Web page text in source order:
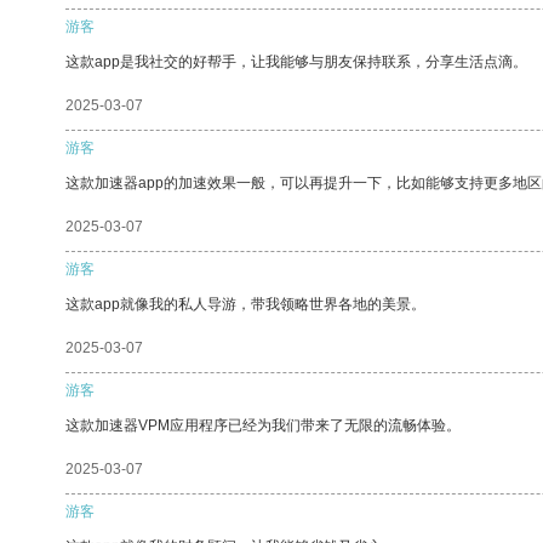
游客
这款app是我社交的好帮手，让我能够与朋友保持联系，分享生活点滴。
2025-03-07
游客
这款加速器app的加速效果一般，可以再提升一下，比如能够支持更多地区
2025-03-07
游客
这款app就像我的私人导游，带我领略世界各地的美景。
2025-03-07
游客
这款加速器VPM应用程序已经为我们带来了无限的流畅体验。
2025-03-07
游客